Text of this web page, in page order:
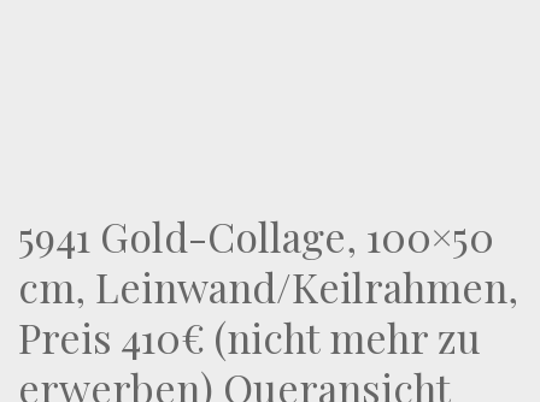
5941 Gold-Collage, 100×50
cm, Leinwand/Keilrahmen,
Preis 410€ (nicht mehr zu
erwerben) Queransicht